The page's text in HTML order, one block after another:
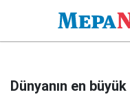
Dünyanın en